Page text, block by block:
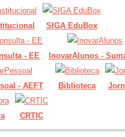
SIGA EduBox
- EE InovarAlunos -
- AEFT Biblioteca
CRTIC